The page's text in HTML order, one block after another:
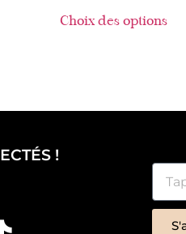
Choix des options
!